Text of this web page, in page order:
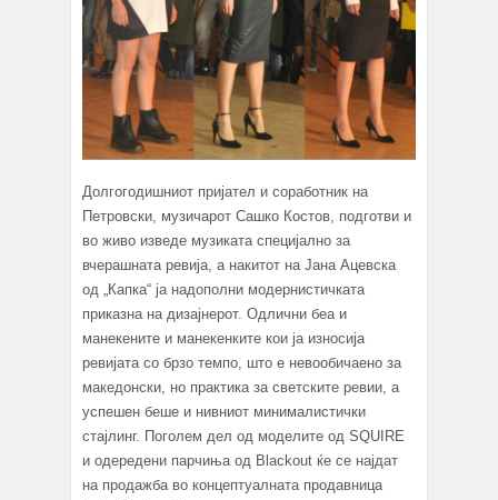
Долгогодишниот пријател и соработник на
Петровски, музичарот Сашко Костов, подготви и
во живо изведе музиката специјално за
вчерашната ревија, а накитот на Јана Ацевска
од „Капка“ ја надополни модернистичката
приказна на дизајнерот. Одлични беа и
манекените и манекенките кои ја износија
ревијата со брзо темпо, што е невообичаено за
македонски, но практика за светските ревии, а
успешен беше и нивниот минималистички
стајлинг. Поголем дел од моделите од SQUIRE
и одередени парчиња од Blackout ќе се најдат
на продажба во концептуалната продавница